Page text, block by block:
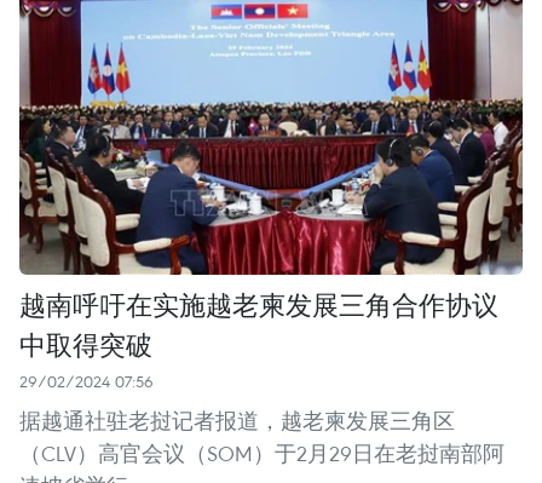
越南呼吁在实施越老柬发展三角合作协议
中取得突破
29/02/2024 07:56
据越通社驻老挝记者报道，越老柬发展三角区
（CLV）高官会议（SOM）于2月29日在老挝南部阿